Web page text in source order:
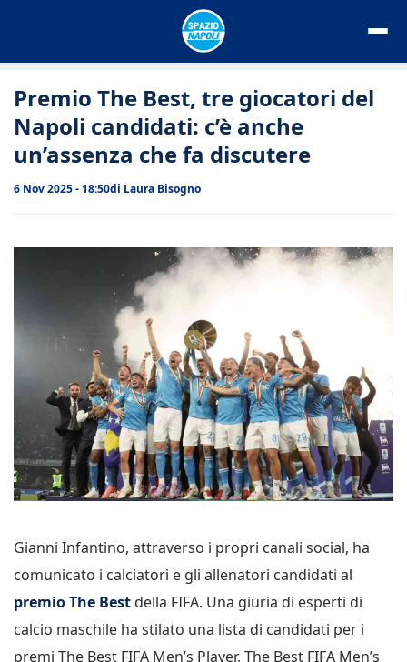
Premio The Best, tre giocatori del
Napoli candidati: c’è anche
un’assenza che fa discutere
6 Nov 2025 - 18:50di Laura Bisogno
Gianni Infantino, attraverso i propri canali social, ha
comunicato i calciatori e gli allenatori candidati al
premio The Best della FIFA. Una giuria di esperti di
calcio maschile ha stilato una lista di candidati per i
premi The Best FIFA Men’s Player, The Best FIFA Men’s